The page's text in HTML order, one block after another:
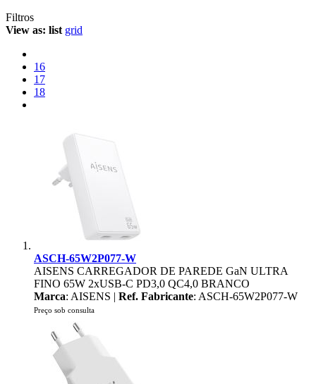
Filtros
View as: list grid
16
17
18
ASCH-65W2P077-W
AISENS CARREGADOR DE PAREDE GaN ULTRA
FINO 65W 2xUSB-C PD3,0 QC4,0 BRANCO
Marca: AISENS | Ref. Fabricante: ASCH-65W2P077-W
Preço sob consulta